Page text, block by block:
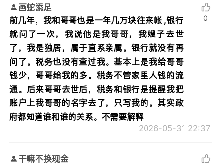
画蛇添足
前几年，我和哥哥也是一年几万块往来帐 ,银行
就问了一次，我说他是我哥哥，我嫂子去世
了，我是独居，属于直系亲属。银行就没有再
问了。税务也没有查过我。基本上是我给哥哥
钱少，哥哥给我的多。税务不管家里人钱的流
通。后来哥哥去世后，税务和银行是提醒我把
账户上我哥哥的名字去了，只写我的。其实政
府都知道谁和谁的关系。不需要解释
2026-05-31 22:37
0
干嘛不换现金